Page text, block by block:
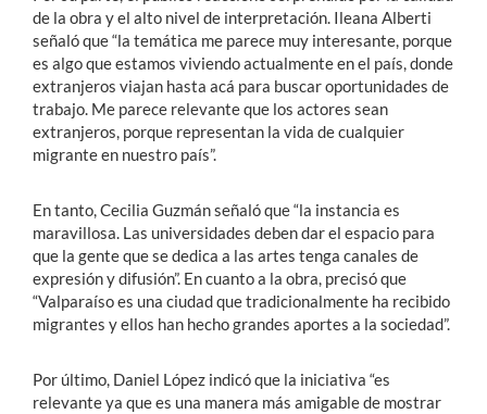
de la obra y el alto nivel de interpretación. Ileana Alberti
señaló que “la temática me parece muy interesante, porque
es algo que estamos viviendo actualmente en el país, donde
extranjeros viajan hasta acá para buscar oportunidades de
trabajo. Me parece relevante que los actores sean
extranjeros, porque representan la vida de cualquier
migrante en nuestro país”.
En tanto, Cecilia Guzmán señaló que “la instancia es
maravillosa. Las universidades deben dar el espacio para
que la gente que se dedica a las artes tenga canales de
expresión y difusión”. En cuanto a la obra, precisó que
“Valparaíso es una ciudad que tradicionalmente ha recibido
migrantes y ellos han hecho grandes aportes a la sociedad”.
Por último, Daniel López indicó que la iniciativa “es
relevante ya que es una manera más amigable de mostrar